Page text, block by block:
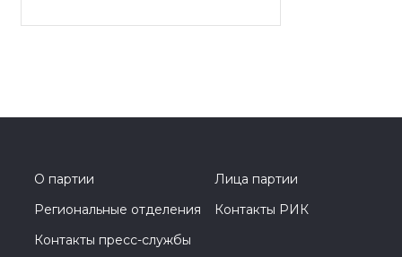
О партии
Лица партии
Региональные отделения
Контакты РИК
Контакты пресс-службы